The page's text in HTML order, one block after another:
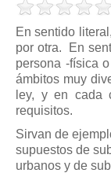
Requerimientos
Formularios
Modelos de
Modelos de
Requerimientos
Legislación
En sentido
por otra. En
persona -física
ámbitos muy
ley, y en cada
requisitos.
Sirvan de
supuestos de
urbanos y de